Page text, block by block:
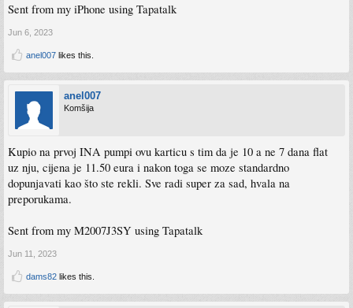
Sent from my iPhone using Tapatalk
Jun 6, 2023
anel007 likes this.
anel007
Komšija
Kupio na prvoj INA pumpi ovu karticu s tim da je 10 a ne 7 dana flat
uz nju, cijena je 11.50 eura i nakon toga se moze standardno
dopunjavati kao što ste rekli. Sve radi super za sad, hvala na
preporukama.
Sent from my M2007J3SY using Tapatalk
Jun 11, 2023
dams82 likes this.